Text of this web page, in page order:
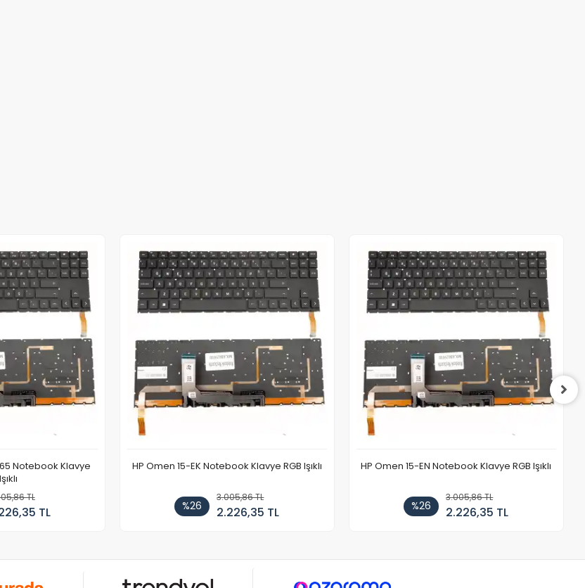
Notebook Klavye
TL
TL
HP Omen 15-EK Notebook Klavye RGB Işıklı
%26
3.005,86 TL
2.226,35 TL
HP Omen 15-EN Notebook Klavye RGB Işıklı
%26
3.005,86 TL
2.226,35 TL